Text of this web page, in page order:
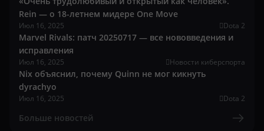
Rein — о 18-летнем мидере One Move
Июл 16, 2025 Dota 2
Marvel Rivals: патч 20250717 — все нововведения и
исправления
Июл 16, 2025 Новости киберспорта
Nix объяснил, почему Quinn не мог кикнуть
dyrachyo
Июл 16, 2025 Dota 2
Больше новостей